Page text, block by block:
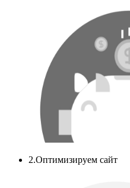
2.Оптимизируем сайт